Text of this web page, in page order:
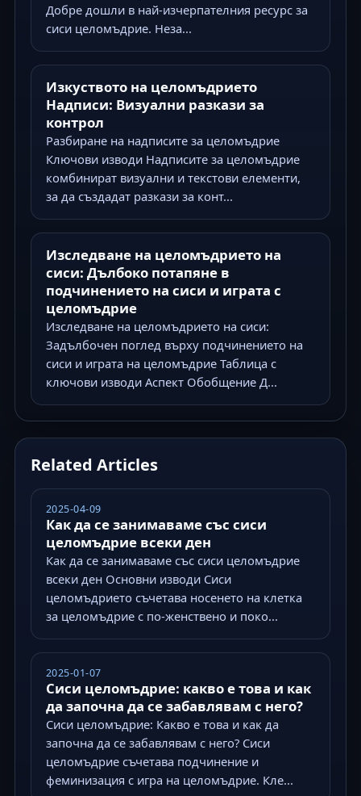
Добре дошли в най-изчерпателния ресурс за
сиси целомъдрие. Неза...
Изкуството на целомъдрието
Надписи: Визуални разкази за
контрол
Разбиране на надписите за целомъдрие
Ключови изводи Надписите за целомъдрие
комбинират визуални и текстови елементи,
за да създадат разкази за конт...
Изследване на целомъдрието на
сиси: Дълбоко потапяне в
подчинението на сиси и играта с
целомъдрие
Изследване на целомъдрието на сиси:
Задълбочен поглед върху подчинението на
сиси и играта на целомъдрие Таблица с
ключови изводи Аспект Обобщение Д...
Related Articles
2025-04-09
Как да се занимаваме със сиси
целомъдрие всеки ден
Как да се занимаваме със сиси целомъдрие
всеки ден Основни изводи Сиси
целомъдрието съчетава носенето на клетка
за целомъдрие с по-женствено и поко...
2025-01-07
Сиси целомъдрие: какво е това и как
да започна да се забавлявам с него?
Сиси целомъдрие: Какво е това и как да
започна да се забавлявам с него? Сиси
целомъдрие съчетава подчинение и
феминизация с игра на целомъдрие. Кле...